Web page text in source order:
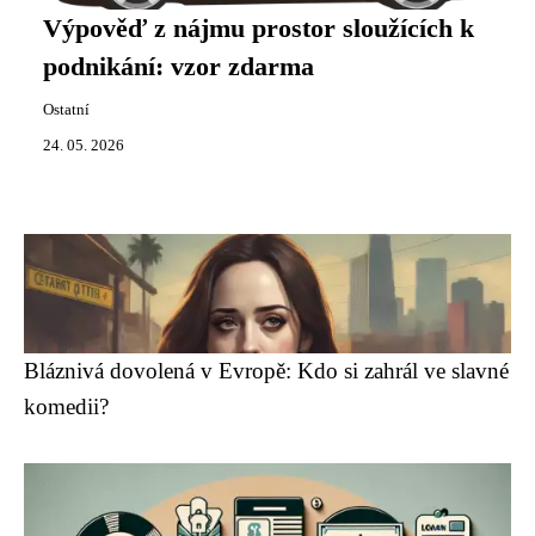
Výpověď z nájmu prostor sloužících k
podnikání: vzor zdarma
Ostatní
24. 05. 2026
Bláznivá dovolená v Evropě: Kdo si zahrál ve slavné
komedii?